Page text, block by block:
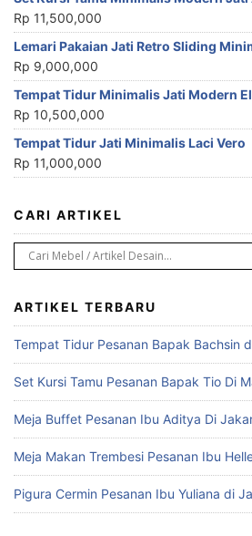
Rp 11,500,000
Lemari Pakaian Jati Retro Sliding
Rp 9,000,000
Tempat Tidur Minimalis Jati Modern
Rp 10,500,000
Tempat Tidur Jati Minimalis Laci Vero
Rp 11,000,000
CARI ARTIKEL
ARTIKEL TERBARU
Tempat Tidur Pesanan Bapak Bachsin
Set Kursi Tamu Pesanan Bapak Tio Di
Meja Buffet Pesanan Ibu Aditya Di
Meja Makan Trembesi Pesanan Ibu
Pigura Cermin Pesanan Ibu Yuliana di